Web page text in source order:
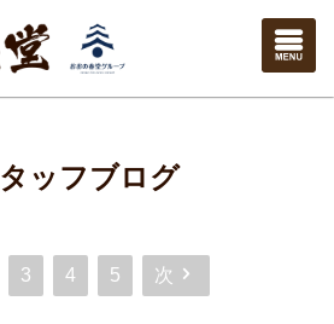
タッフブログ
3 4 5 次